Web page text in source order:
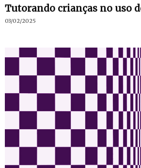
Tutorando crianças no uso
03/02/2025